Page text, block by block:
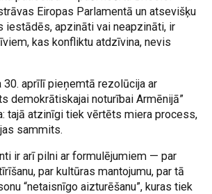
Eiropas Parlamentā un atsevišķu
iestādēs, apzināti vai neapzināti, ir
kas konfliktu atdzīvina, nevis
30. aprīlī pieņemtā rezolūcija ar
demokrātiskajai noturībai Armēnijā”
tajā atzinīgi tiek vērtēts miera process,
sammits.
ir arī pilni ar formulējumiem — par
par kultūras mantojumu, par tā
“netaisnīgo aizturēšanu”, kuras tiek